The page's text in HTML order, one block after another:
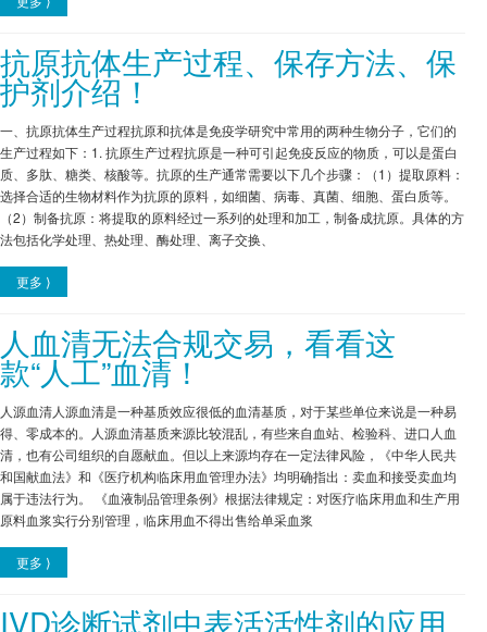
抗原抗体生产过程、保存方法、保
护剂介绍！
一、抗原抗体生产过程抗原和抗体是免疫学研究中常用的两种生物分子，它们的
生产过程如下：1. 抗原生产过程抗原是一种可引起免疫反应的物质，可以是蛋白
质、多肽、糖类、核酸等。抗原的生产通常需要以下几个步骤：（1）提取原料：
选择合适的生物材料作为抗原的原料，如细菌、病毒、真菌、细胞、蛋白质等。
（2）制备抗原：将提取的原料经过一系列的处理和加工，制备成抗原。具体的方
法包括化学处理、热处理、酶处理、离子交换、
更多 ⟩
人血清无法合规交易，看看这
款“人工”血清！
人源血清人源血清是一种基质效应很低的血清基质，对于某些单位来说是一种易
得、零成本的。人源血清基质来源比较混乱，有些来自血站、检验科、进口人血
清，也有公司组织的自愿献血。但以上来源均存在一定法律风险，《中华人民共
和国献血法》和《医疗机构临床用血管理办法》均明确指出：卖血和接受卖血均
属于违法行为。 《血液制品管理条例》根据法律规定：对医疗临床用血和生产用
原料血浆实行分别管理，临床用血不得出售给单采血浆
更多 ⟩
IVD诊断试剂中表活活性剂的应用